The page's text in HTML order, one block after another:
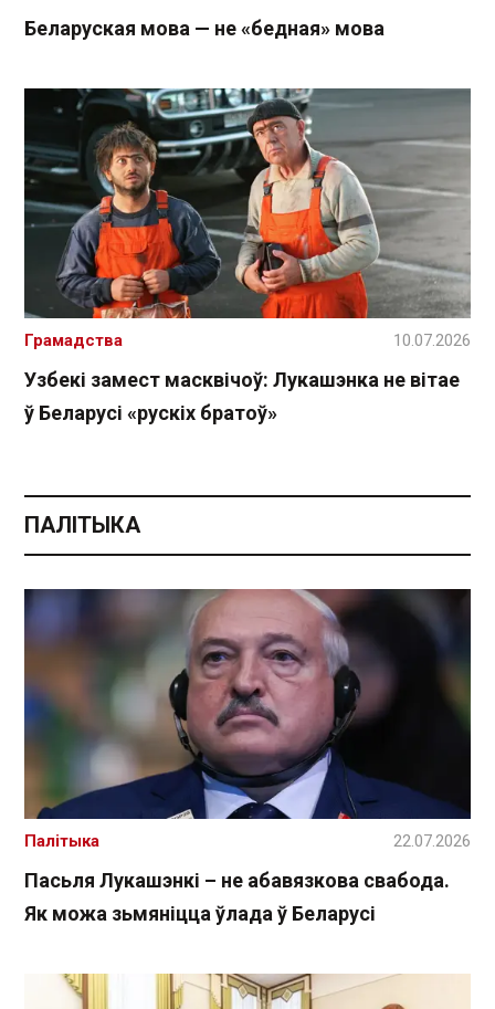
Беларуская мова — не «бедная» мова
Узбекі замест масквічоў: Лукашэнка не вітае
ў Беларусі «рускіх братоў»
Грамадства 10.07.2026
ПАЛІТЫКА
Пасьля Лукашэнкі – не абавязкова свабода.
Як можа зьмяніцца ўлада ў Беларусі
Палітыка 22.07.2026